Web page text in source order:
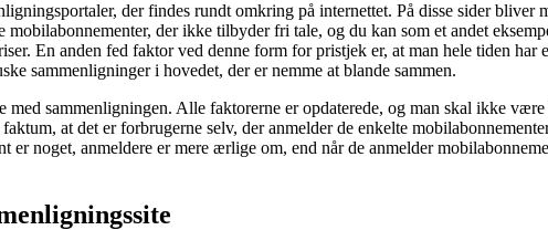
der findes rundt omkring på internettet. På disse sider
der ikke tilbyder fri tale, og du kan som et andet
En anden fed faktor ved denne form for pristjek er, at man hele tiden
sammenligninger i hovedet, der er nemme at blande sammen.
sammenligningen. Alle faktorerne er opdaterede, og man skal ikke
at det er forbrugerne selv, der anmelder de enkelte
noget, anmeldere er mere ærlige om, end når de anmelder